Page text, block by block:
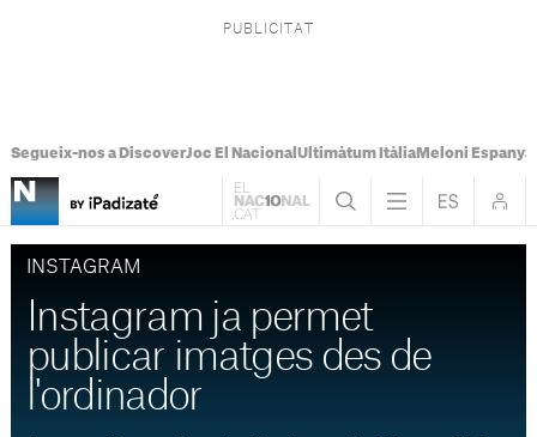
Segueix-nos a DiscoverJoc El Nacional Ultimàtum ItàliaMeloni Espanya
INSTAGRAM
Instagram ja permet
publicar imatges des de
l'ordinador